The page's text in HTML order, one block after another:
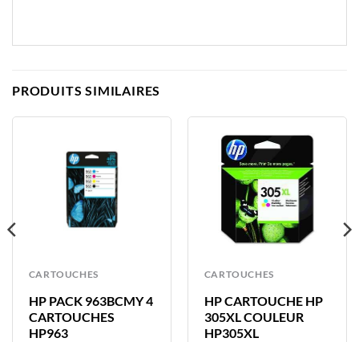
PRODUITS SIMILAIRES
CARTOUCHES
HP PACK 963BCMY 4
CARTOUCHES
HP963
CARTOUCHES
HP CARTOUCHE HP
305XL COULEUR
HP305XL